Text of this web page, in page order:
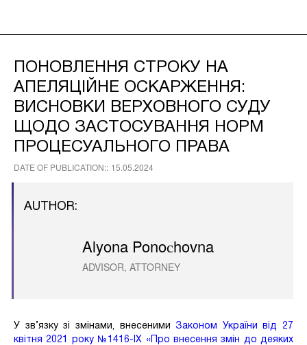
ПОНОВЛЕННЯ СТРОКУ НА
АПЕЛЯЦІЙНЕ ОСКАРЖЕННЯ:
ВИСНОВКИ ВЕРХОВНОГО СУДУ
ЩОДО ЗАСТОСУВАННЯ НОРМ
ПРОЦЕСУАЛЬНОГО ПРАВА
DATE OF PUBLICATION:: 15.05.2024
У зв’язку зі змінами, внесеними Законом України від 27
квітня 2021 року №1416-ІХ «Про внесення змін до деяких
AUTHOR:
Alyona Ponoсhovna
ADVISOR, ATTORNEY